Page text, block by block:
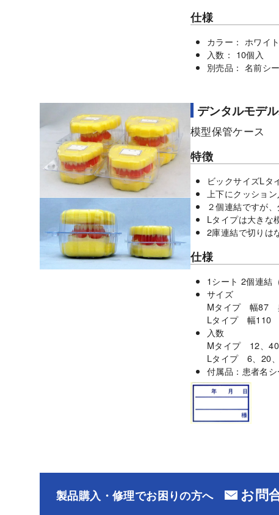
仕様
カラー： ホワイ
入数： 10個入
別売品： 名前シ
デンタルモデ
模型保管ケース
特徴
ビックサイズLタ
上下にクッショ
２個連結ですが
Lタイプは大きな
2庫連結で切りは
仕様
1シート 2個連結
サイズ
Mタイプ 幅87
Lタイプ 幅110
入数
Mタイプ 12、40
Lタイプ 6、20、
付属品：患者名
製品購入・修理でお困りの方へ お問